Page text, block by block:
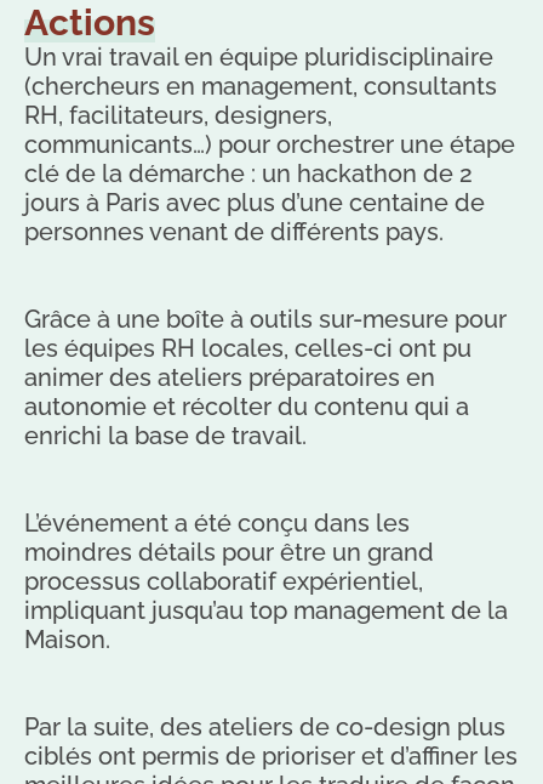
Actions
Un vrai travail en équipe pluridisciplinaire
(chercheurs en management, consultants
RH, facilitateurs, designers,
communicants…) pour orchestrer une étape
clé de la démarche : un hackathon de 2
jours à Paris avec plus d’une centaine de
personnes venant de différents pays.
Grâce à une boîte à outils sur-mesure pour
les équipes RH locales, celles-ci ont pu
animer des ateliers préparatoires en
autonomie et récolter du contenu qui a
enrichi la base de travail.
L’événement a été conçu dans les
moindres détails pour être un grand
processus collaboratif expérientiel,
impliquant jusqu’au top management de la
Maison.
Par la suite, des ateliers de co-design plus
ciblés ont permis de prioriser et d’affiner les